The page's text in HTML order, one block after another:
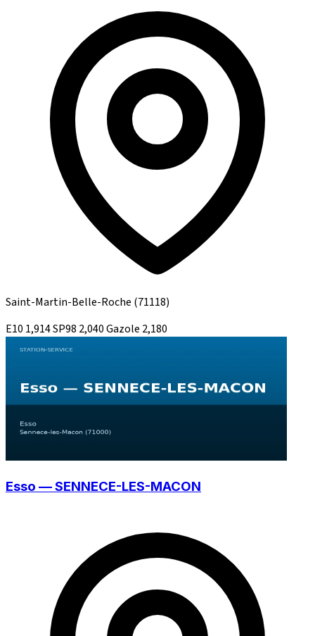
Saint-Martin-Belle-Roche (71118)
E10 1,914SP98 2,040Gazole 2,180
Esso — SENNECE-LES-MACON